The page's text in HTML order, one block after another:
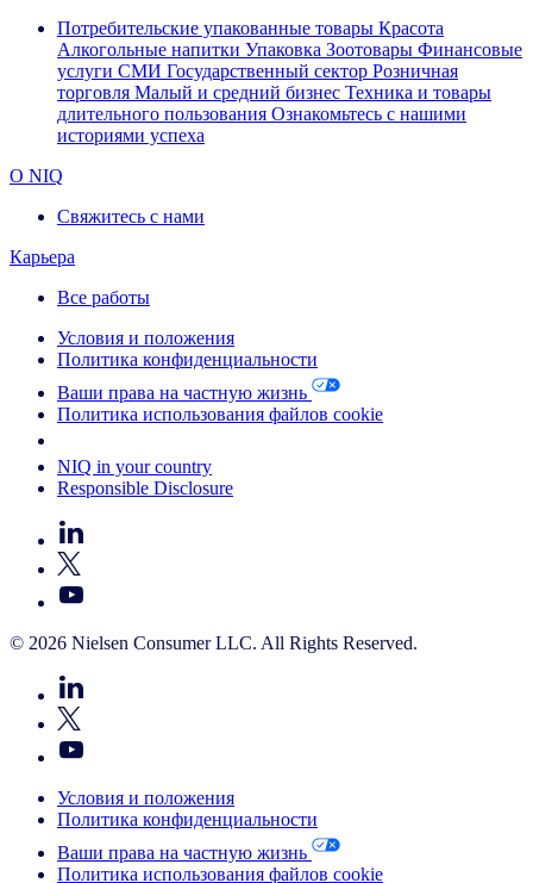
Потребительские упакованные товары Красота
Алкогольные напитки Упаковка Зоотовары Финансовые
услуги СМИ Государственный сектор Розничная
торговля Малый и средний бизнес Техника и товары
длительного пользования Ознакомьтесь с нашими
историями успеха
О NIQ
Свяжитесь с нами
Карьера
Все работы
Условия и положения
Политика конфиденциальности
Ваши права на частную жизнь
Политика использования файлов cookie
NIQ in your country
Responsible Disclosure
© 2026 Nielsen Consumer LLC. All Rights Reserved.
Условия и положения
Политика конфиденциальности
Ваши права на частную жизнь
Политика использования файлов cookie